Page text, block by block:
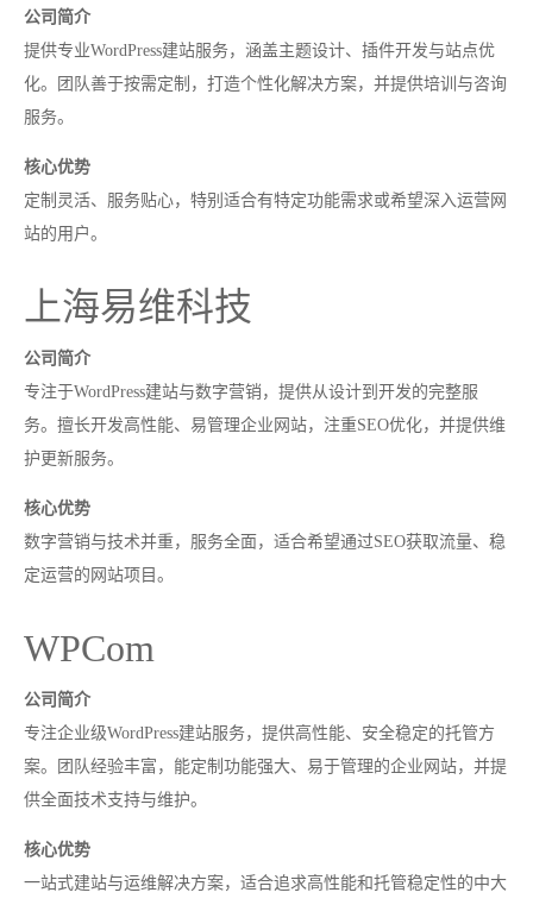
公司简介
提供专业WordPress建站服务，涵盖主题设计、插件开发与站点优
化。团队善于按需定制，打造个性化解决方案，并提供培训与咨询
服务。
核心优势
定制灵活、服务贴心，特别适合有特定功能需求或希望深入运营网
站的用户。
上海易维科技
公司简介
专注于WordPress建站与数字营销，提供从设计到开发的完整服
务。擅长开发高性能、易管理企业网站，注重SEO优化，并提供维
护更新服务。
核心优势
数字营销与技术并重，服务全面，适合希望通过SEO获取流量、稳
定运营的网站项目。
WPCom
公司简介
专注企业级WordPress建站服务，提供高性能、安全稳定的托管方
案。团队经验丰富，能定制功能强大、易于管理的企业网站，并提
供全面技术支持与维护。
核心优势
一站式建站与运维解决方案，适合追求高性能和托管稳定性的中大